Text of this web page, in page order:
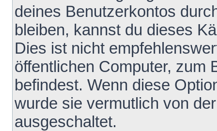
deines Benutzerkontos
bleiben, kannst du dieses
Dies ist nicht
öffentlichen Computer, zum
befindest. Wenn diese
wurde sie vermutlich von
ausgeschaltet.